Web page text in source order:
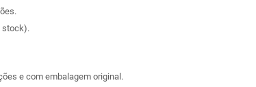
stock).
e com embalagem original.